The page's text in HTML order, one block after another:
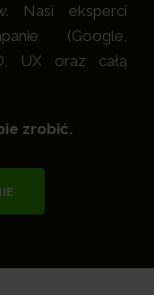
Nasi eksperci
(Google,
UX oraz całą
zrobić.